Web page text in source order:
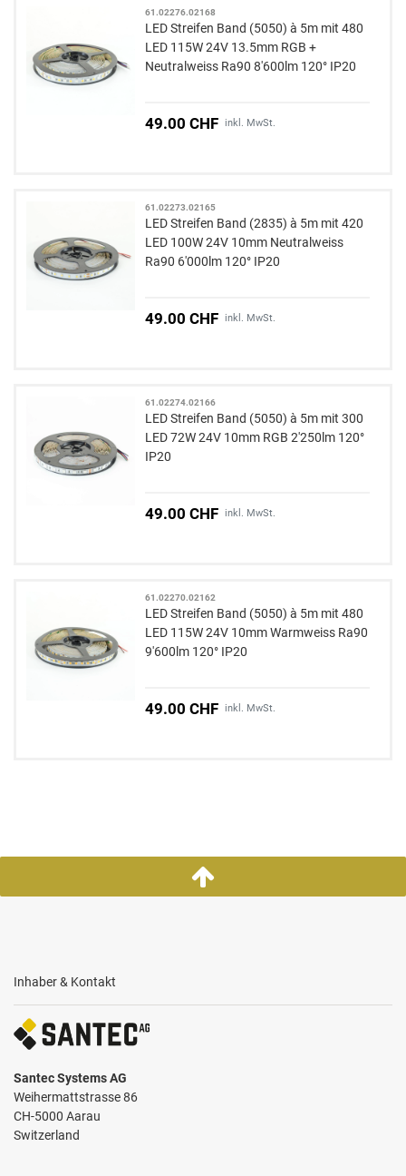
61.02276.02168
LED Streifen Band (5050) à 5m mit 480
LED 115W 24V 13.5mm RGB +
Neutralweiss Ra90 8'600lm 120° IP20
49.00 CHF inkl. MwSt.
61.02273.02165
LED Streifen Band (2835) à 5m mit 420
LED 100W 24V 10mm Neutralweiss
Ra90 6'000lm 120° IP20
49.00 CHF inkl. MwSt.
61.02274.02166
LED Streifen Band (5050) à 5m mit 300
LED 72W 24V 10mm RGB 2'250lm 120°
IP20
49.00 CHF inkl. MwSt.
61.02270.02162
LED Streifen Band (5050) à 5m mit 480
LED 115W 24V 10mm Warmweiss Ra90
9'600lm 120° IP20
49.00 CHF inkl. MwSt.
Inhaber & Kontakt
Santec Systems AG
Weihermattstrasse 86
CH-5000 Aarau
Switzerland